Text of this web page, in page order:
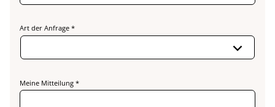
Art der Anfrage *
Meine Mitteilung *